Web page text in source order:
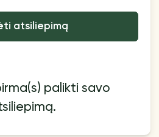
atsiliepimą
palikti savo